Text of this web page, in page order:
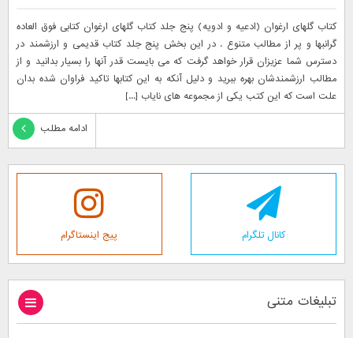
کتاب گلهای ارغوان (ادعیه و ادویه) پنج جلد کتاب گلهای ارغوان کتابی فوق العاده
گرانبها و پر از مطالب متنوع . در این بخش پنج جلد کتاب قدیمی و ارزشمند در
دسترس شما عزیزان قرار خواهد گرفت که می بایست قدر آنها را بسیار بدانید و از
مطالب ارزشمندشان بهره ببرید و دلیل آنکه به این کتابها تاکید فراوان شده بدان
علت است که این کتب یکی از مجموعه های نایاب [...]
ادامه مطلب
کانال تلگرام پیج اینستاگرام
تبلیغات متنی